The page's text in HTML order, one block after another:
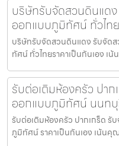
บริษัทรับจัดสวนดินแด
ออกแบบภูมิทัศน์ ทั่วไทย
บริษัทรับจัดสวนดินแดง รับจัด
ทัศน์ ทั่วไทยราคาเป็นกันเอง เ
รับต่อเติมห้องครัว ปา
ออกแบบภูมิทัศน์ นนท
รับต่อเติมห้องครัว ปากเกร็ด
ภูมิทัศน์ ราคาเป็นกันเอง เน้น